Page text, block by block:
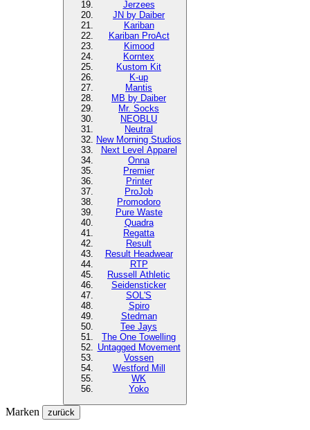
Jerzees
JN by Daiber
Kariban
Kariban ProAct
Kimood
Korntex
Kustom Kit
K-up
Mantis
MB by Daiber
Mr. Socks
NEOBLU
Neutral
New Morning Studios
Next Level Apparel
Onna
Premier
Printer
ProJob
Promodoro
Pure Waste
Quadra
Regatta
Result
Result Headwear
RTP
Russell Athletic
Seidensticker
SOL'S
Spiro
Stedman
Tee Jays
The One Towelling
Untagged Movement
Vossen
Westford Mill
WK
Yoko
Marken zurück